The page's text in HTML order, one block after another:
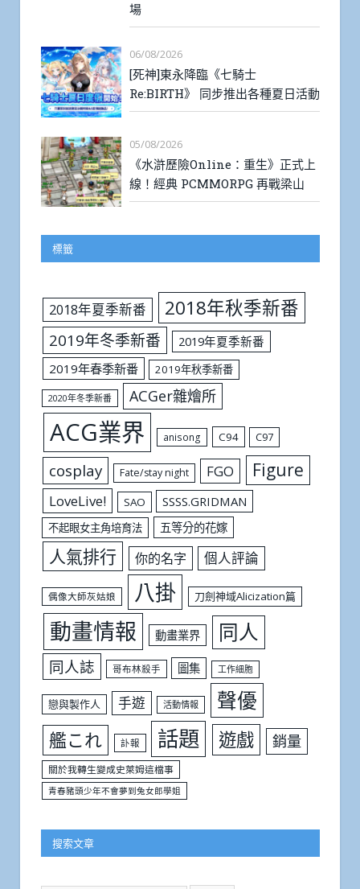
場
06/08/2026
[死神]東永降臨《七騎士
Re:BIRTH》 同步推出各種夏日活動
05/08/2026
《水滸歷險Online：重生》正式上
線！經典 PCMMORPG 再戰梁山
標籤
2018年夏季新番 2018年秋季新番
2019年冬季新番
2019年夏季新番
2019年春季新番
2019年秋季新番
2020年冬季新番 ACGer雜燴所
ACG業界 anisong C94 C97
cosplay Fate/stay night FGO Figure
LoveLive! SAO SSSS.GRIDMAN
不起眼女主角培育法 五等分的花嫁
人氣排行 你的名字 個人評論
偶像大師灰姑娘 八掛 刀劍神域Alicization篇
動畫情報 動畫業界 同人
同人誌 哥布林殺手 圖集 工作細胞
戀與製作人 手遊 活動情報 聲優
艦これ 訃報 話題 遊戲 銷量
關於我轉生變成史萊姆這檔事
青春豬頭少年不會夢到兔女郎學姐
搜索文章